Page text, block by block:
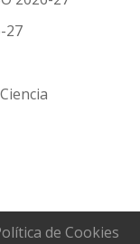
27
de Cookies